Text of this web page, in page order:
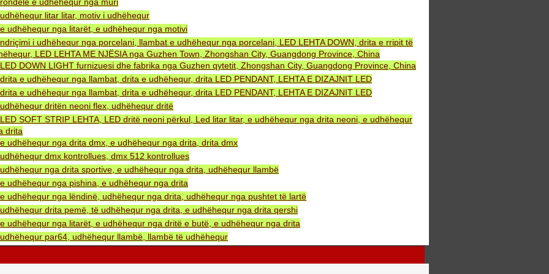
udhëhequr litar litar, motiv i udhëhequr
e udhëhequr nga litarët, e udhëhequr nga motivi
ndriçimi i udhëhequr nga porcelani, llambat e udhëhequr nga porcelani, LED LEHTA DOWN, drita e rripit të
LED LEHTA ME NJËSIA nga Guzhen Town, Zhongshan City, Guangdong Province, China
LED DOWN LIGHT furnizuesi dhe fabrika nga Guzhen qytetit, Zhongshan City, Guangdong Province, China
drita e udhëhequr nga llambat, drita e udhëhequr, drita LED PENDANT, LEHTA E DIZAJNIT LED
drita e udhëhequr nga llambat, drita e udhëhequr, drita LED PENDANT, LEHTA E DIZAJNIT LED
udhëhequr dritën neoni flex, udhëhequr dritë
LED SOFT STRIP LEHTA, LED dritë neoni përkul, Led litar litar, e udhëhequr nga drita neoni, e udhëhequr
drita
e udhëhequr nga drita dmx, e udhëhequr nga drita, drita dmx
udhëhequr dmx kontrollues, dmx 512 kontrollues
udhëhequr nga drita sportive, e udhëhequr nga drita, udhëhequr llambë
e udhëhequr nga pishina, e udhëhequr nga drita
e udhëhequr nga lëndinë, udhëhequr nga drita, udhëhequr nga pushtet të lartë
udhëhequr drita pemë, të udhëhequr nga drita, e udhëhequr nga drita qershi
e udhëhequr nga litarët, e udhëhequr nga dritë e butë, e udhëhequr nga drita
udhëhequr par64, udhëhequr llambë, llambë të udhëhequr